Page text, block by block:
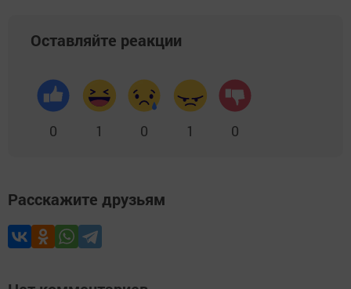
Оставляйте реакции
0 1 0 1 0
Расскажите друзьям